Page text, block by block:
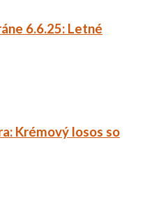
6.6.25: Letné
Krémový losos so